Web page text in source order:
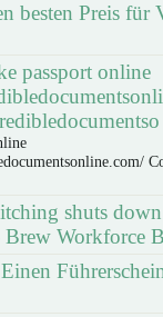
besten Preis für
passport online
shuts
Brew Workforce